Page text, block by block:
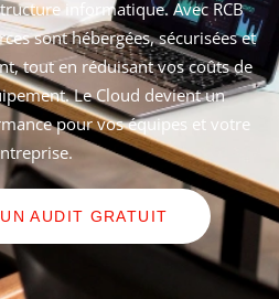
informatique. Avec RCB
sont hébergées, sécurisées et
tout en réduisant vos coûts de
Le Cloud devient un
pour vos équipes et votre
AUDIT GRATUIT